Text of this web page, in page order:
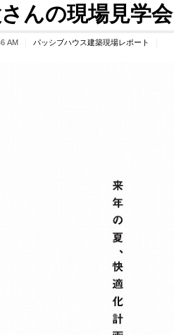
んの現場見学
AM パッシブハウス建築現場レポート